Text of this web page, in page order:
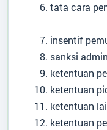
tata cara
insentif
sanksi
ketentuan
ketentuan
ketentuan
ketentuan